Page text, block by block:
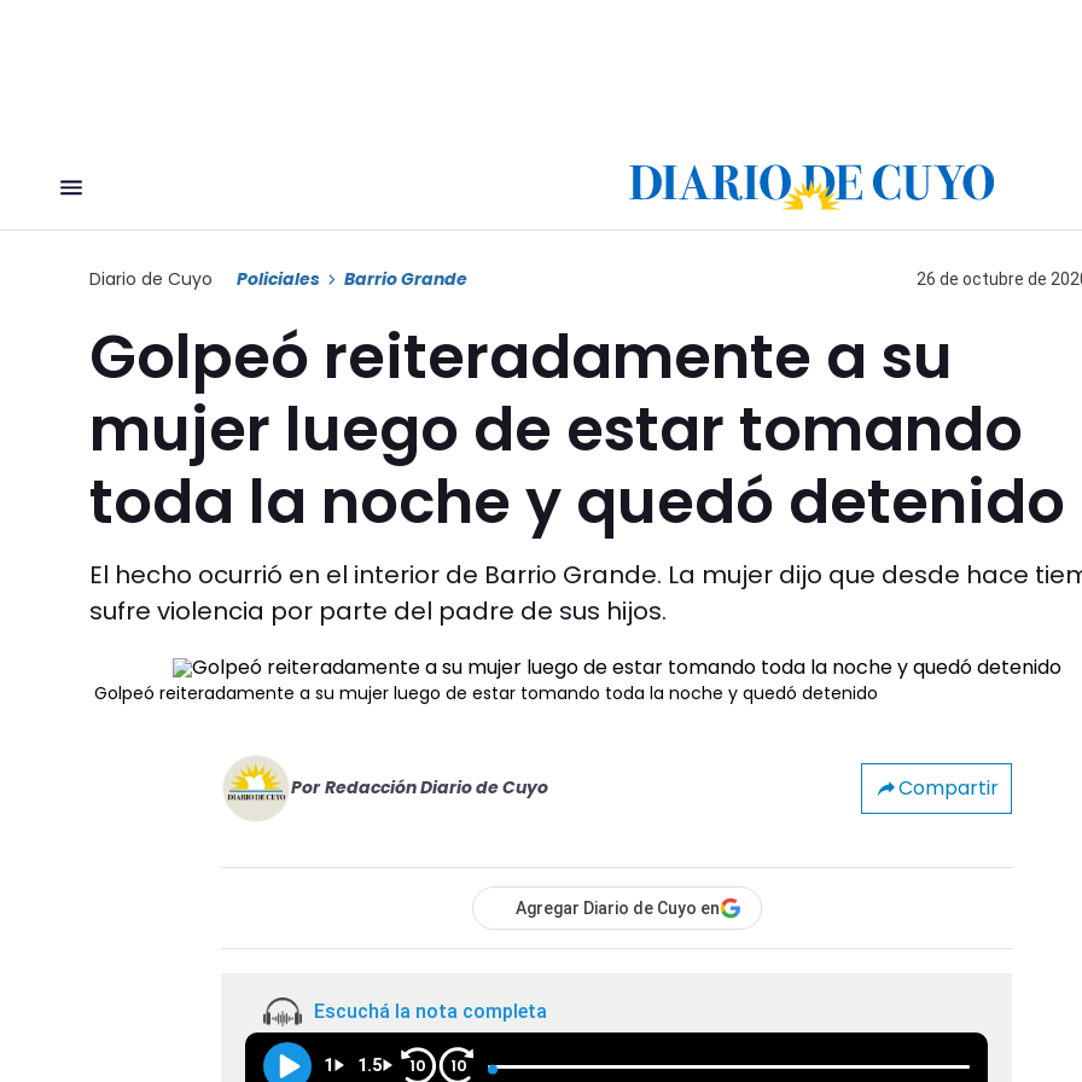
Diario de Cuyo Policiales Barrio Grande 26 de octubre de
Golpeó reiteradamente a su
mujer luego de estar tomando
toda la noche y quedó detenido
El hecho ocurrió en el interior de Barrio Grande. La mujer dijo que desde hace
sufre violencia por parte del padre de sus hijos.
Golpeó reiteradamente a su mujer luego de estar tomando toda la noche y quedó detenido
Por Redacción Diario de Cuyo Compartir
Agregar Diario de Cuyo en
Escuchá la nota completa
1 1.5 10 10